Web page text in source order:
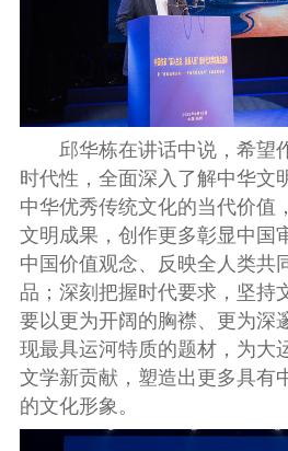
邱华栋在讲话中说， 希望
时代性，全面深入了解中华文
中华优秀传统文化的当代价值
文明成果，创作更多彰显中国
中国价值观念、反映全人类共
品；深刻把握时代要求，坚持
要以更为开阔的胸襟、更为深
现最具运河特质的题材，为大
文学新贡献，塑造出更多具有
的文化形象。